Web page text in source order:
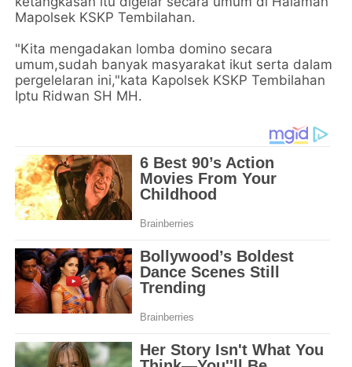
Mapolsek KSKP Tembilahan.
"Kita mengadakan lomba domino secara
umum,sudah banyak masyarakat ikut serta dalam
pergelelaran ini,"kata Kapolsek KSKP Tembilahan
Iptu Ridwan SH MH.